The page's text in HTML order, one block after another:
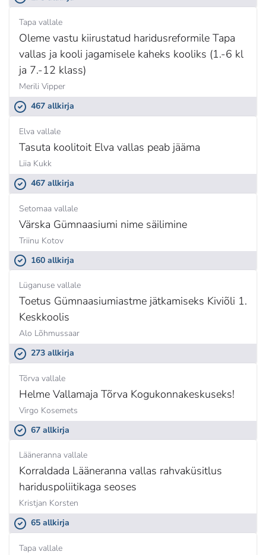
Tapa vallale
Oleme vastu kiirustatud haridusreformile Tapa
vallas ja kooli jagamisele kaheks kooliks (1.-6 kl
ja 7.-12 klass)
Merili Vipper
467 allkirja
Elva vallale
Tasuta koolitoit Elva vallas peab jääma
Liia Kukk
467 allkirja
Setomaa vallale
Värska Gümnaasiumi nime säilimine
Triinu Kotov
160 allkirja
Lüganuse vallale
Toetus Gümnaasiumiastme jätkamiseks Kiviõli 1.
Keskkoolis
Alo Lõhmussaar
273 allkirja
Tõrva vallale
Helme Vallamaja Tõrva Kogukonnakeskuseks!
Virgo Kosemets
67 allkirja
Lääneranna vallale
Korraldada Lääneranna vallas rahvaküsitlus
hariduspoliitikaga seoses
Kristjan Korsten
65 allkirja
Tapa vallale